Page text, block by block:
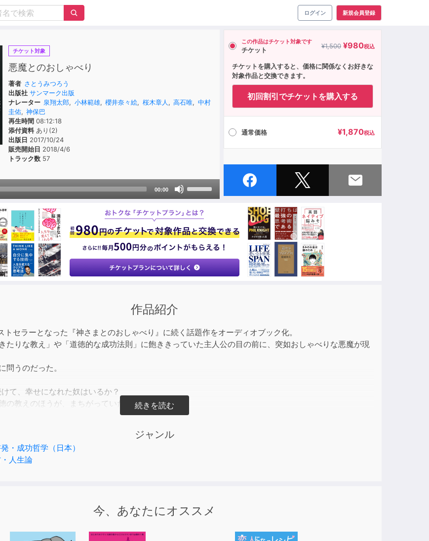
ログイン 新規会員登録
チケット対象
悪魔とのおしゃべり
著者 さとうみつろう
出版社 サンマーク出版
ナレーター 泉翔太郎, 小林範雄, 櫻井奈々絵, 桜木章人 , 高石唯, 中村
圭佑, 神保巴
再生時間08:12:18
添付資料あり(2)
出版日 2017/10/24
販売開始日 2018/4/6
トラック数57
00:00
Arrow
keys
to
increase
decrease
volume.
この作品はチケット対象です
チケット ¥1,500 ¥980税込
チケットを購入すると、価格に関係なくお好きな
対象作品と交換できます。
初回割引でチケットを購入する
通常価格 ¥1,870税込
作品紹介
トセラーとなった『神さまとのおしゃべり』に続く話題作をオーディオブック化。
たりな教え」や「道徳的な成功法則」に飽ききっていた主人公の目の前に、突如おしゃべりな悪魔が現
問うのだった。
けて、幸せになれた奴はいるか？
の教えのほうが、まちがっていたのさ。
様らの願望を満たす“本当の方法"を知っている」
の青年は、まんまと誘惑に乗っかり、悪の手下として「正しさを疑う旅」に出ることになった。
の向かう先は、地獄ではなく天国であったことを、あなたに初めに伝えておきたい。
ジャンル
・成功哲学（日本）
人生論
今、あなたにオススメ